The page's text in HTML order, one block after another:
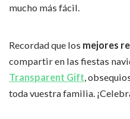
mucho más fácil.
Recordad que los mejores
compartir en las fiestas
Transparent Gift,
toda vuestra familia.